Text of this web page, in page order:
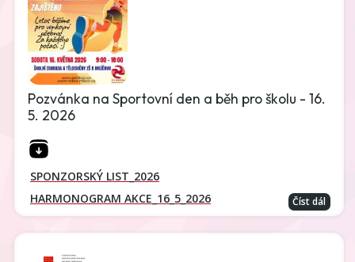
Pozvánka na Sportovní den a běh pro školu - 16.
5. 2026
SPONZORSKÝ LIST_2026
HARMONOGRAM AKCE_16_5_2026
Číst dál